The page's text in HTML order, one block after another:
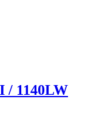
/ 1140LW